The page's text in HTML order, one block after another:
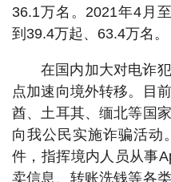
36.1万名。2021年4月
到39.4万起、63.4万名。
在国内加大对电诈
点加速向境外转移。目
酋、土耳其、缅北等国
向我公民实施诈骗活动
件，指挥境内人员从事
卖信息、转账洗钱等各